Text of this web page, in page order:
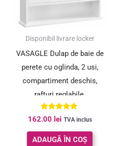
Disponibil livrare locker
VASAGLE Dulap de baie de
perete cu oglinda, 2 usi,
compartiment deschis,
rafturi reglabile,
13x56x58cm, alb
Evaluat la
4.88
din 5
162.00 lei TVA inclus
ADAUGĂ ÎN COȘ